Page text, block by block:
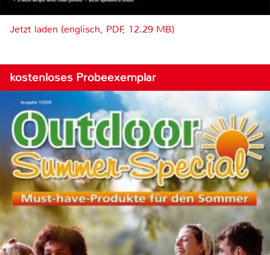
Jetzt laden (englisch, PDF, 12.29 MB)
kostenloses Probeexemplar